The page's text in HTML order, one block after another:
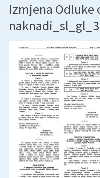
Izmjena Odluke